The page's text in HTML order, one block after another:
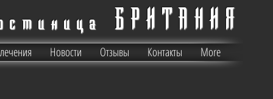
БРИТАНИЯ
Новости Отзывы Контакты More